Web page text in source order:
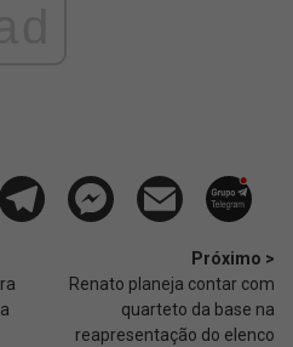
Próximo >
Renato planeja contar com
quarteto da base na
reapresentação do elenco